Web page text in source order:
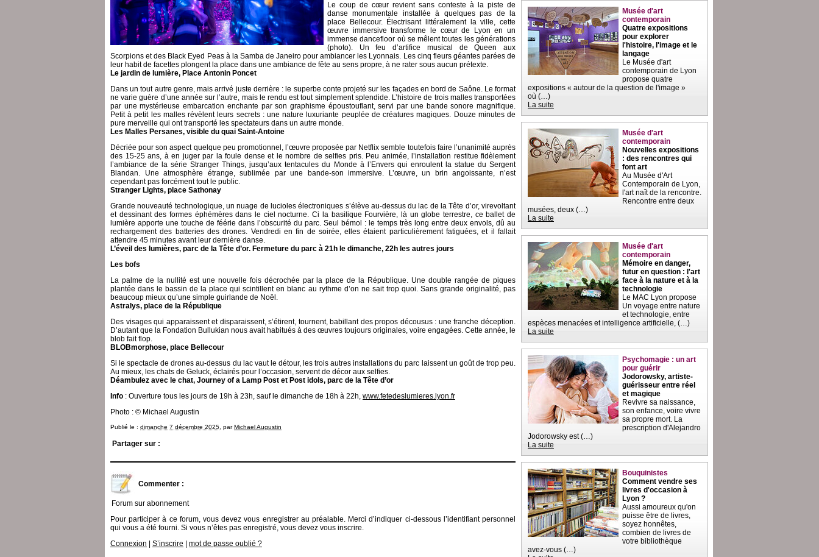
Le coup de cœur revient sans conteste à la piste de
danse monumentale installée à quelques pas de la
place Bellecour. Électrisant littéralement la ville, cette
œuvre immersive transforme le cœur de Lyon en un
immense dancefloor où se mêlent toutes les générations
(photo). Un feu d’artifice musical de Queen aux
Scorpions et des Black Eyed Peas à la Samba de Janeiro pour ambiancer les Lyonnais. Les cinq fleurs géantes parées de
leur habit de facettes plongent la place dans une ambiance de fête au sens propre, à ne rater sous aucun prétexte.
Le jardin de lumière, Place Antonin Poncet
Dans un tout autre genre, mais arrivé juste derrière : le superbe conte projeté sur les façades en bord de Saône. Le format
ne varie guère d’une année sur l’autre, mais le rendu est tout simplement splendide. L’histoire de trois malles transportées
par une mystérieuse embarcation enchante par son graphisme époustouflant, servi par une bande sonore magnifique.
Petit à petit les malles révèlent leurs secrets : une nature luxuriante peuplée de créatures magiques. Douze minutes de
pure merveille qui ont transporté les spectateurs dans un autre monde.
Les Malles Persanes, visible du quai Saint-Antoine
Décriée pour son aspect quelque peu promotionnel, l’œuvre proposée par Netflix semble toutefois faire l’unanimité auprès
des 15-25 ans, à en juger par la foule dense et le nombre de selfies pris. Peu animée, l’installation restitue fidèlement
l’ambiance de la série Stranger Things, jusqu’aux tentacules du Monde à l’Envers qui enroulent la statue du Sergent
Blandan. Une atmosphère étrange, sublimée par une bande-son immersive. L’œuvre, un brin angoissante, n’est
cependant pas forcément tout le public.
Stranger Lights, place Sathonay
Grande nouveauté technologique, un nuage de lucioles électroniques s’élève au-dessus du lac de la Tête d’or, virevoltant
et dessinant des formes éphémères dans le ciel nocturne. Ci la basilique Fourvière, là un globe terrestre, ce ballet de
lumière apporte une touche de féérie dans l’obscurité du parc. Seul bémol : le temps très long entre deux envols, dû au
rechargement des batteries des drones. Vendredi en fin de soirée, elles étaient particulièrement fatiguées, et il fallait
attendre 45 minutes avant leur dernière danse.
L’éveil des lumières, parc de la Tête d’or. Fermeture du parc à 21h le dimanche, 22h les autres jours
Les bofs
La palme de la nullité est une nouvelle fois décrochée par la place de la République. Une double rangée de piques
plantée dans le bassin de la place qui scintillent en blanc au rythme d’on ne sait trop quoi. Sans grande originalité, pas
beaucoup mieux qu’une simple guirlande de Noël.
Astralys, place de la République
Des visages qui apparaissent et disparaissent, s’étirent, tournent, babillant des propos décousus : une franche déception.
D’autant que la Fondation Bullukian nous avait habitués à des œuvres toujours originales, voire engagées. Cette année, le
blob fait flop.
BLOBmorphose, place Bellecour
Si le spectacle de drones au-dessus du lac vaut le détour, les trois autres installations du parc laissent un goût de trop peu.
Au mieux, les chats de Geluck, éclairés pour l’occasion, servent de décor aux selfies.
Déambulez avec le chat, Journey of a Lamp Post et Post idols, parc de la Tête d’or
Info : Ouverture tous les jours de 19h à 23h, sauf le dimanche de 18h à 22h, www.fetedeslumieres.lyon.fr
Photo : © Michael Augustin
Publié le : dimanche 7 décembre 2025 , parMichael Augustin
Partager sur :
Commenter :
Forum sur abonnement
Pour participer à ce forum, vous devez vous enregistrer au préalable. Merci d’indiquer ci-dessous l’identifiant personnel
qui vous a été fourni. Si vous n’êtes pas enregistré, vous devez vous inscrire.
Connexion
S’inscrire mot de passe oublié ?
Musée d'art
contemporain
Quatre expositions
pour explorer
l'histoire, l'image et le
langage
Le Musée d'art
contemporain de Lyon
propose quatre
expositions « autour de la question de l'image »
où (…)
La suite
Musée d'art
contemporain
Nouvelles expositions
: des rencontres qui
font art
Au Musée d'Art
Contemporain de Lyon,
l'art naît de la rencontre.
Rencontre entre deux
musées, deux (…)
La suite
Musée d'art
contemporain
Mémoire en danger,
futur en question : l'art
face à la nature et à la
technologie
Le MAC Lyon propose
Un voyage entre nature
et technologie, entre
espèces menacées et intelligence artificielle, (…)
La suite
Psychomagie : un art
pour guérir
Jodorowsky, artiste-
guérisseur entre réel
et magique
Revivre sa naissance,
son enfance, voire vivre
sa propre mort. La
prescription d'Alejandro
Jodorowsky est (…)
La suite
Bouquinistes
Comment vendre ses
livres d'occasion à
Lyon ?
Aussi amoureux qu'on
puisse être de livres,
soyez honnêtes,
combien de livres de
votre bibliothèque
avez-vous (…)